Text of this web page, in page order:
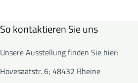
So kontaktieren Sie uns
Unsere Ausstellung finden Sie hier:
Hovesaatstr. 6; 48432 Rheine